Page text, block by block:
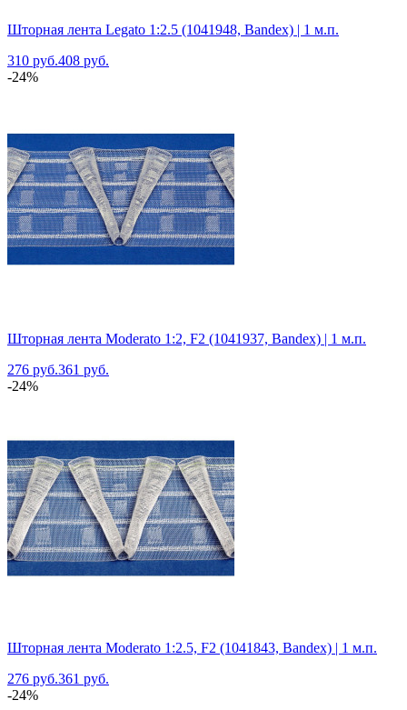
Шторная лента Legato 1:2.5 (1041948, Bandex) | 1 м.п.
310 руб.408 руб.
-24%
Шторная лента Moderato 1:2, F2 (1041937, Bandex) | 1 м.п.
276 руб.361 руб.
-24%
Шторная лента Moderato 1:2.5, F2 (1041843, Bandex) | 1 м.п.
276 руб.361 руб.
-24%